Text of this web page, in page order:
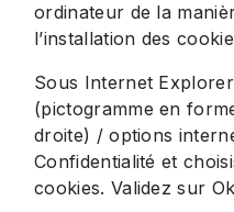
ordinateur de la
l’installation des
Sous Internet
(pictogramme en
droite) / options
Confidentialité et
cookies. Validez sur